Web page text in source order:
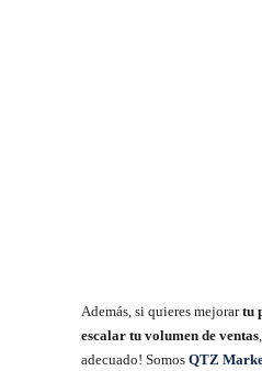
Además, si quieres mejorartu
escalar tu volumen de ventas
adecuado! Somos QTZ